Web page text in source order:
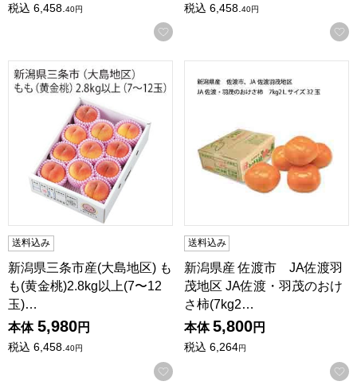
税込 6,458.40円
お気に入りに登録する
税込 6,458. 40円
新潟県三条市産(大島地区) もも(黄金桃)2.8kg以上(7〜12玉)
送料込み
新潟県三条市産(大島地区) も
も(黄金桃)2.8kg以上(7〜12
玉)…
本体 5,980円
税込 6,458.40円
お気に入りに登録する
送料込み
新潟県産 佐渡市 JA佐渡羽
茂地区 JA佐渡・羽茂のおけ
さ柿(7kg2…
本体 5,800円
税込 6,264円